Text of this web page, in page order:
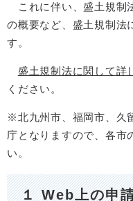
これに伴い、盛土規制
の概要など、盛土規制法
す。
盛土規制法に関して詳
ください。
※北九州市、福岡市、久
庁となりますので、各市
い。
１ Web上の申